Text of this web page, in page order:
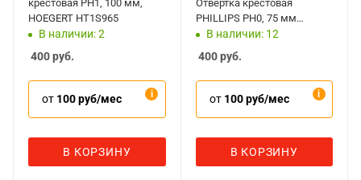
крестовая PH1, 100 мм,
HOEGERT HT1S965
В наличии: 2
400руб.
от 100 руб/мес
В КОРЗИНУ
Отвертка крестовая
PHILLIPS PH0, 75 мм
диэлектрическая
В наличии: 12
400руб.
от 100 руб/мес
В КОРЗИНУ